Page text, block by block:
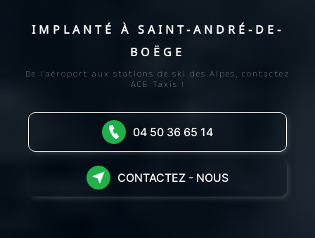
IMPLANTÉ À SAINT-ANDRÉ-DE-
BOËGE
De l'aéroport aux stations de ski des Alpes, contactez
ACE Taxis !
04 50 36 65 14
CONTACTEZ - NOUS